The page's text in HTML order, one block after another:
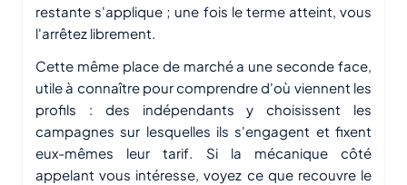
restante s'applique ; une fois le terme atteint, vous
l'arrêtez librement.
Cette même place de marché a une seconde face,
utile à connaître pour comprendre d'où viennent les
profils : des indépendants y choisissent les
campagnes sur lesquelles ils s'engagent et fixent
eux-mêmes leur tarif. Si la mécanique côté
appelant vous intéresse, voyez ce que recouvre le